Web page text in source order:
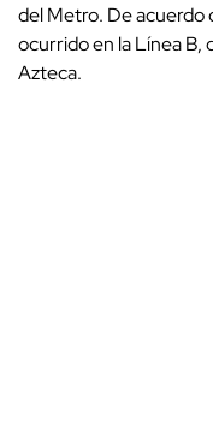
del Metro. De acuerdo
ocurrido en la Línea B,
Azteca.